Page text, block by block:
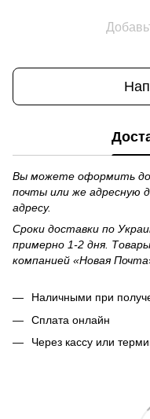
Вы можете оформить
почты или же адресную
адресу.
Сроки доставки по
примерно 1-2 дня.
компанией «Новая Почта
Наличными при
Сплата онлайн
Через кассу или